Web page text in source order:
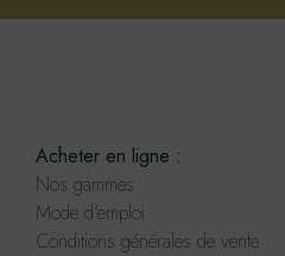
Acheter en ligne :
Nos gammes
Mode d'emploi
Conditions générales de vente